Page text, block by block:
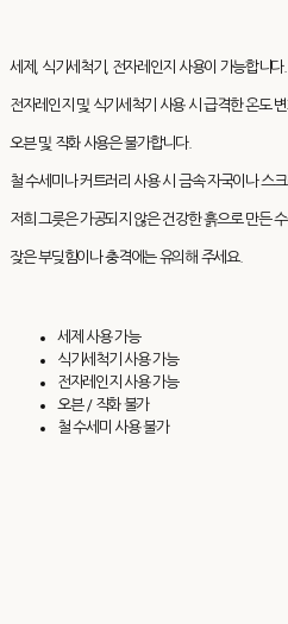
세제, 식기세척기, 전자레인지 사용이 가능합니다.
전자레인지 및 식기세척기 사용 시 급격한 온도
오븐 및 직화 사용은 불가합니다.
철 수세미나 커트러리 사용 시 금속 자국이나 스
저희 그릇은 가공되지 않은 건강한 흙으로 만든
잦은 부딪힘이나 충격에는 유의해 주세요.
세제 사용 가능
식기세척기 사용 가능
전자레인지 사용 가능
오븐 / 직화 불가
철 수세미 사용 불가